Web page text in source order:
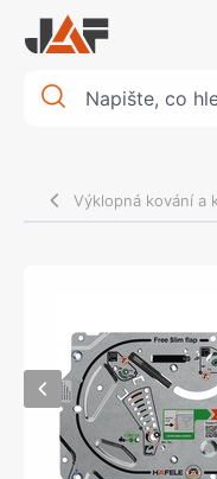
Výklopná kování a